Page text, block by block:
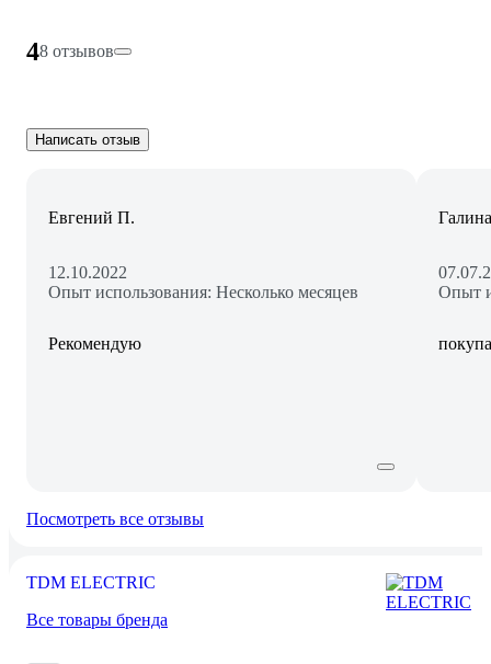
48 отзывов
Написать отзыв
Евгений П.
12.10.2022
Опыт использования: Несколько месяцев
Рекомендую
Опыт
Посмотреть все отзывы
TDM ELECTRIC
Все товары бренда